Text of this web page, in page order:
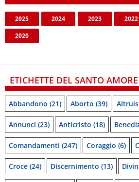
2025 2024 2023 2022
2020
ETICHETTE DEL SANTO AMORE
Abbandono (21) Aborto (39)
Annunci (23) Anticristo (18)
Comandamenti (247) Coraggio (6)
Croce (24) Discernimento (13)